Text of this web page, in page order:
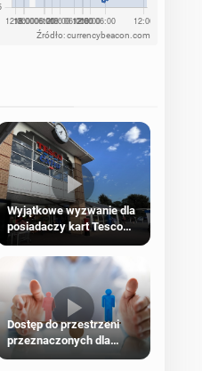
Źródło: currencybeacon.com
Wyjątkowe wyzwanie dla
posiadaczy kart Tesco
Clubcard!
Dostęp do przestrzeni
przeznaczonych dla
jednej płci ma opierać się